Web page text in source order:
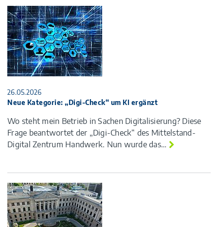
26.05.2026
Neue Kategorie: „Digi-Check“ um KI ergänzt
Wo steht mein Betrieb in Sachen Digitalisierung? Diese
Frage beantwortet der „Digi-Check“ des Mittelstand-
Digital Zentrum Handwerk. Nun wurde das…